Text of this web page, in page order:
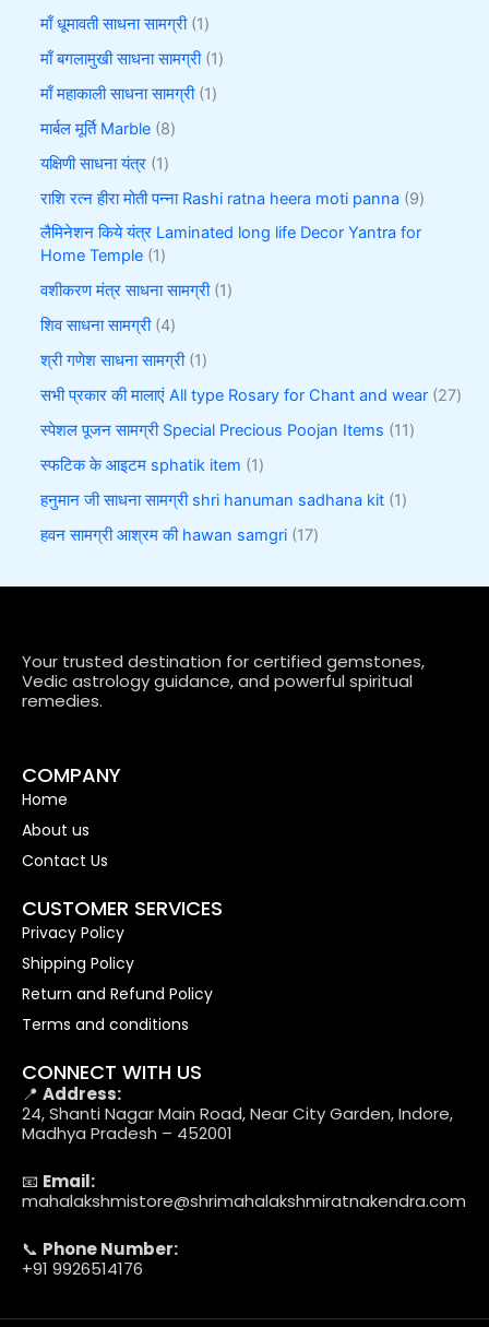
माँ धूमावती साधना सामग्री 1
माँ बगलामुखी साधना सामग्री 1
माँ महाकाली साधना सामग्री 1
मार्बल मूर्ति Marble 8
यक्षिणी साधना यंत्र 1
राशि रत्न हीरा मोती पन्ना Rashi ratna heera moti panna 9
लैमिनेशन किये यंत्र Laminated long life Decor Yantra for
Home Temple 1
वशीकरण मंत्र साधना सामग्री 1
शिव साधना सामग्री 4
श्री गणेश साधना सामग्री 1
सभी प्रकार की मालाएं All type Rosary for Chant and wear 27
स्पेशल पूजन सामग्री Special Precious Poojan Items 11
स्फटिक के आइटम sphatik item 1
हनुमान जी साधना सामग्री shri hanuman sadhana kit 1
हवन सामग्री आश्रम की hawan samgri 17
Your trusted destination for certified gemstones,
Vedic astrology guidance, and powerful spiritual
remedies.
COMPANY
Home
About us
Contact Us
CUSTOMER SERVICES
Privacy Policy
Shipping Policy
Return and Refund Policy
Terms and conditions
CONNECT WITH US
📍 Address:
24, Shanti Nagar Main Road, Near City Garden, Indore,
Madhya Pradesh – 452001
📧 Email:
mahalakshmistore@shrimahalakshmiratnakendra.com
📞 Phone Number:
+91 9926514176